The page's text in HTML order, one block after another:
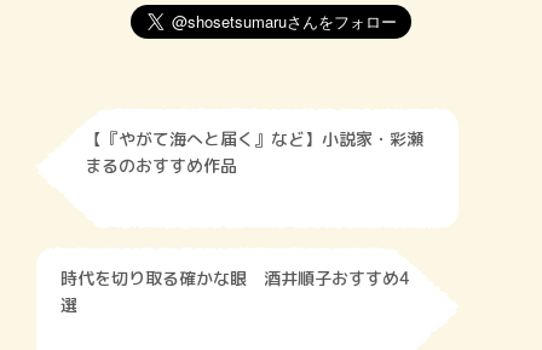
【『やがて海へと届く』など】小説家・彩瀬
まるのおすすめ作品
時代を切り取る確かな眼 酒井順子おすすめ4
選